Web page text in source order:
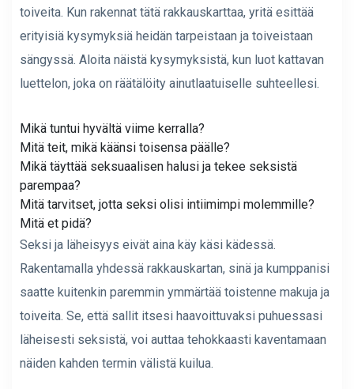
toiveita. Kun rakennat tätä rakkauskarttaa, yritä esittää
erityisiä kysymyksiä heidän tarpeistaan ​​ja toiveistaan ​​
sängyssä. Aloita näistä kysymyksistä, kun luot kattavan
luettelon, joka on räätälöity ainutlaatuiselle suhteellesi.
Mikä tuntui hyvältä viime kerralla?
Mitä teit, mikä käänsi toisensa päälle?
Mikä täyttää seksuaalisen halusi ja tekee seksistä
parempaa?
Mitä tarvitset, jotta seksi olisi intiimimpi molemmille?
Mitä et pidä?
Seksi ja läheisyys eivät aina käy käsi kädessä.
Rakentamalla yhdessä rakkauskartan, sinä ja kumppanisi
saatte kuitenkin paremmin ymmärtää toistenne makuja ja
toiveita. Se, että sallit itsesi haavoittuvaksi puhuessasi
läheisesti seksistä, voi auttaa tehokkaasti kaventamaan
näiden kahden termin välistä kuilua.